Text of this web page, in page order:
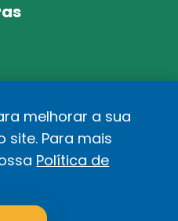
Salarial
melhorar a sua
site. Para mais
Política de